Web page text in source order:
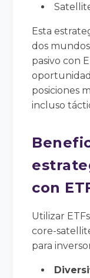
Esta
dos
pasivo con
posiciones
incluso
con
Utilizar
core-
para